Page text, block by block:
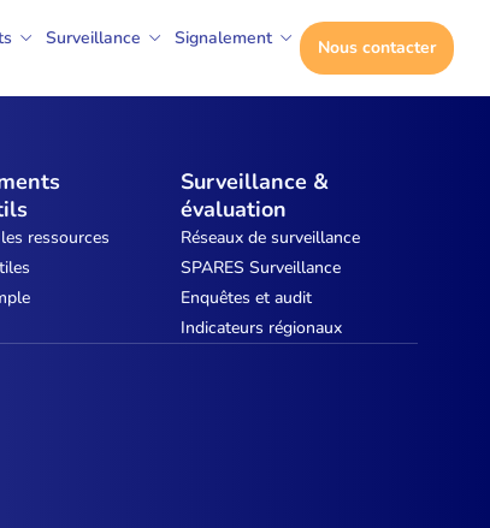
Surveillance Signalement Nous contacter
ressources
Surveillance &
évaluation
Réseaux de surveillance
SPARES Surveillance
Enquêtes et audit
Indicateurs régionaux